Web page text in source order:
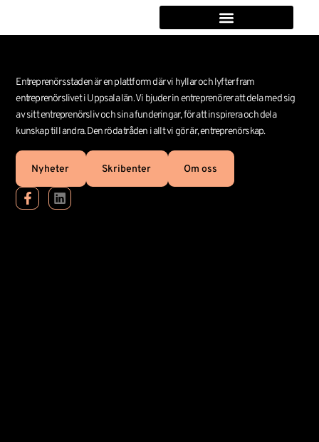
Entreprenörsstaden är en plattform där vi hyllar och lyfter fram
entreprenörslivet i Uppsala län. Vi bjuder in entreprenörer att dela med sig
av sitt entreprenörsliv och sina funderingar, för att inspirera och dela
kunskap till andra. Den röda tråden i allt vi gör är, entreprenörskap.
Nyheter Skribenter Om oss